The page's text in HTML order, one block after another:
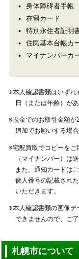
身体障碍者手帳
在留カード
特別永住者証明
住民基本台帳カ
マイナンバーカ
※本人確認書類はいずれ
日（または年齢）が
※現金でのお取引金額が
追加でお願いする場合
※宅配買取でコピーをご
（マイナンバー）は
また、通知カードは
個人番号の記載され
いただきます。
※本人確認書類の画像デ
できませんので、ご
札幌市について